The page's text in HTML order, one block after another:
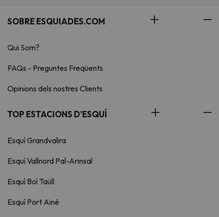
SOBRE ESQUIADES.COM
Qui Som?
FAQs - Preguntes Freqüents
Opinions dels nostres Clients
TOP ESTACIONS D'ESQUÍ
Esquí Grandvalira
Esquí Vallnord Pal-Arinsal
Esquí Boí Taüll
Esquí Port Ainé